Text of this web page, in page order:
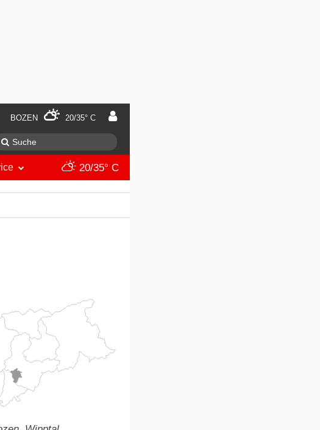
BOZEN 20/35° C
20/35° C